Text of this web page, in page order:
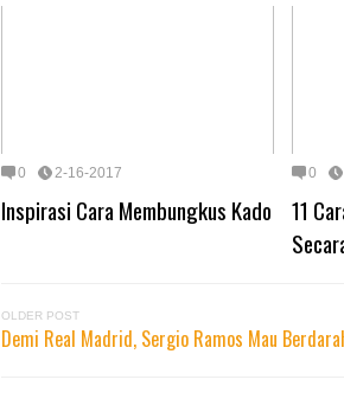
0 2-16-2017
Inspirasi Cara Membungkus Kado
0
11
OLDER POST
Demi Real Madrid, Sergio Ramos Mau